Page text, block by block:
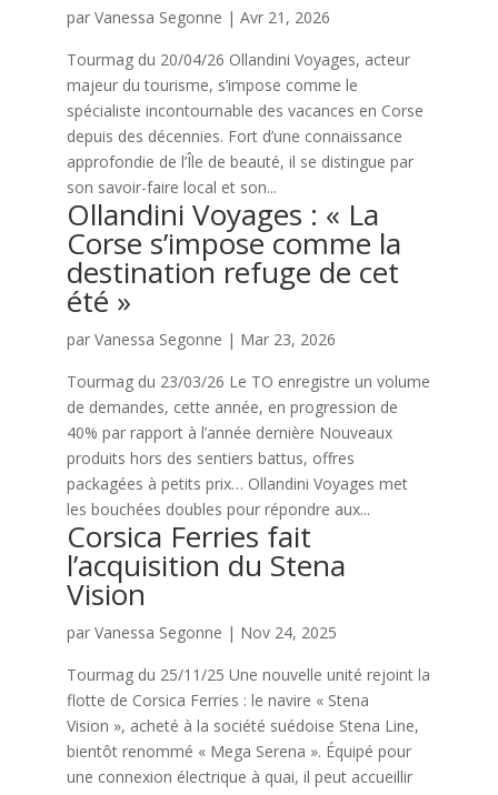
par Vanessa Segonne | Avr 21, 2026
Tourmag du 20/04/26 Ollandini Voyages, acteur
majeur du tourisme, s’impose comme le
spécialiste incontournable des vacances en Corse
depuis des décennies. Fort d’une connaissance
approfondie de l’Île de beauté, il se distingue par
son savoir-faire local et son...
Ollandini Voyages : « La
Corse s’impose comme la
destination refuge de cet
été »
par Vanessa Segonne | Mar 23, 2026
Tourmag du 23/03/26 Le TO enregistre un volume
de demandes, cette année, en progression de
40% par rapport à l’année dernière Nouveaux
produits hors des sentiers battus, offres
packagées à petits prix… Ollandini Voyages met
les bouchées doubles pour répondre aux...
Corsica Ferries fait
l’acquisition du Stena
Vision
par Vanessa Segonne | Nov 24, 2025
Tourmag du 25/11/25 Une nouvelle unité rejoint la
flotte de Corsica Ferries : le navire « Stena
Vision », acheté à la société suédoise Stena Line,
bientôt renommé « Mega Serena ». Équipé pour
une connexion électrique à quai, il peut accueillir